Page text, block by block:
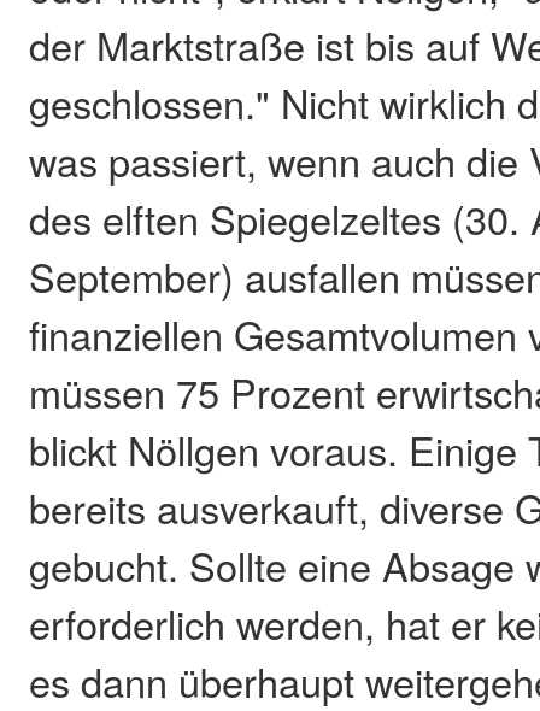
der Marktstraße ist bis auf
geschlossen." Nicht wirklich
was passiert, wenn auch die
des elften Spiegelzeltes (30.
September) ausfallen
finanziellen Gesamtvolumen
müssen 75 Prozent
blickt Nöllgen voraus. Einige
bereits ausverkauft, diverse
gebucht. Sollte eine Absage
erforderlich werden, hat er
es dann überhaupt